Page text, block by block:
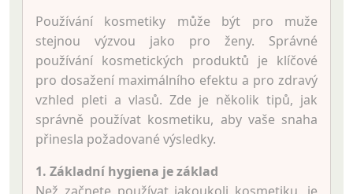
Používání kosmetiky může být pro muže
stejnou výzvou jako pro ženy. Správné
používání kosmetických produktů je klíčové
pro dosažení maximálního efektu a pro zdravý
vzhled pleti a vlasů. Zde je několik tipů, jak
správně používat kosmetiku, aby vaše snaha
přinesla požadované výsledky.
1. Základní hygiena je základ